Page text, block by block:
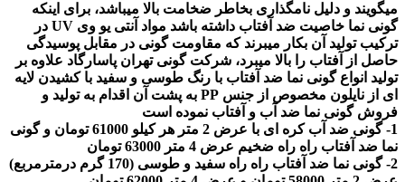
میگویند و دلیل نامگذاری بخاطر ضخامت بالا میباشد، برای اینکه
گونی نما خاصیت ضد آفتاب داشته باشد مواد آنتی یو وی UV در
ترکیب تولید آن بکار میبرند که مقاومت گونی در مقابل پوسیدگی
حاصل از آفتاب را بالا میبرد، شرکت گونی تهران پاسارگاد علاوه بر
تولید انواع گونی نما ضد آفتاب با رنگ طوسی و سفید با کشیدن لایه
ای از نایلون مخصوص از جنس PP به پشت آن اقدام به تولید و
فروش گونی نما ضد آب و آفتاب نموده است
1- گونی ضد آب کره ای با عرض 2 متر هر کیلو 61000 تومان و گونی
نما ضد آفتاب راه راه ضخیم عرض 4 متر 63000 تومان
2- گونی نما ضد آفتاب راه راه سفید و طوسی (170 گرم درمترمربع)